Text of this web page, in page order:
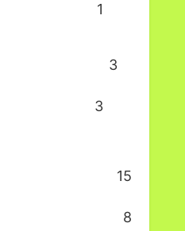
1
3
3
15
8